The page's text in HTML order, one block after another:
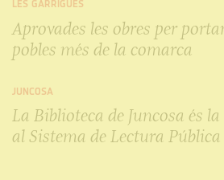
LES GARRIGUES
Aprovades les obres per
pobles més de la comarca
JUNCOSA
La Biblioteca de Juncosa és
al Sistema de Lectura Pública